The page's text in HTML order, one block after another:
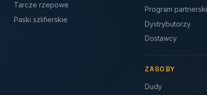
Tarcze rzepowe
Paski szlifierskie
Program partnerski
Dystrybutorzy
Dostawcy
ZASOBY
Dudy